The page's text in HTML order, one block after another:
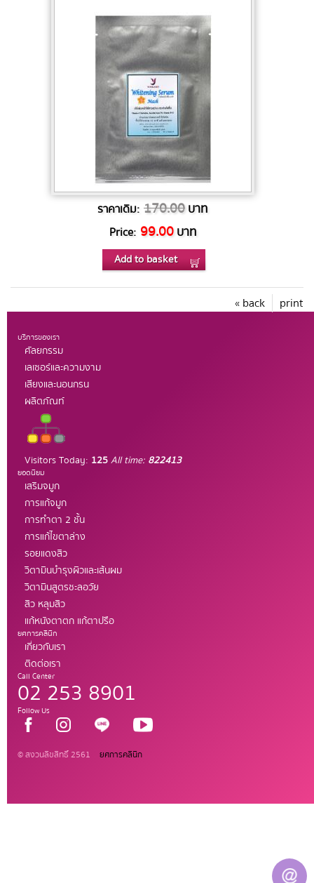
ราคาเดิม: 170.00บาท
Price: 99.00 บาท
Add to basket
print
« back
บริการของเรา
ศัลยกรรม
เลเซอร์และความงาม
เสียงและนอนกรน
ผลิตภัณท์
Visitors Today: 125All time: 822413
ยอดนิยม
เสริมจมูก
การแก้จมูก
การทำตา 2 ชั้น
การแก้ไขตาล่าง
รอยแดงสิว
วิตามินบำรุงผิวและเส้นผม
วิตามินสูตรชะลอวัย
สิว หลุมสิว
แก้หนังตาตก แก้ตาปรือ
ยศการคลินิก
เกี่ยวกับเรา
ติดต่อเรา
Call Center
02 253 8901
Follow Us
© สงวนลิขสิทธิ์ 2561 ยศการคลินิก